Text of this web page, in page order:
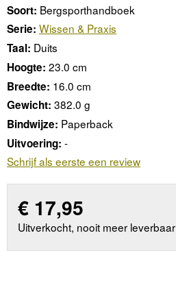
Soort: Bergsporthandboek
Serie: Wissen & Praxis
Taal: Duits
Hoogte: 23.0 cm
Breedte: 16.0 cm
Gewicht: 382.0 g
Bindwijze: Paperback
Uitvoering: -
Schrijf als eerste een review
€ 17,95
Uitverkocht, nooit meer leverbaar